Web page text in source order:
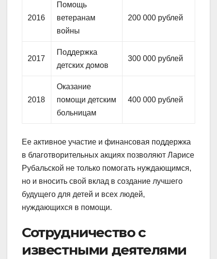
2016
Помощь
ветеранам
войны
200 000 рублей
2017
Поддержка
детских домов
300 000 рублей
2018
Оказание
помощи детским
больницам
400 000 рублей
Ее активное участие и финансовая поддержка
в благотворительных акциях позволяют Ларисе
Рубальской не только помогать нуждающимся,
но и вносить свой вклад в создание лучшего
будущего для детей и всех людей,
нуждающихся в помощи.
Сотрудничество с
известными деятелями